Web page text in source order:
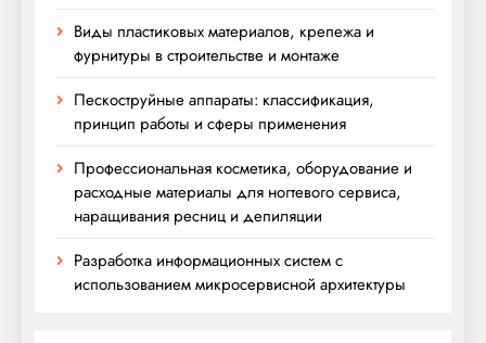
Виды пластиковых материалов, крепежа и
фурнитуры в строительстве и монтаже
Пескоструйные аппараты: классификация,
принцип работы и сферы применения
Профессиональная косметика, оборудование и
расходные материалы для ногтевого сервиса,
наращивания ресниц и депиляции
Разработка информационных систем с
использованием микросервисной архитектуры